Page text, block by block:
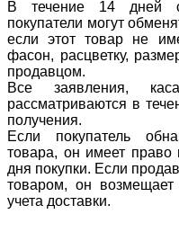
В течение 14 дней
покупатели могут
если этот товар не
фасон, расцветку,
продавцом.
Все заявления,
рассматриваются в
получения.
Если покупатель
товара, он имеет право
дня покупки. Если
товаром, он возмещает
учета доставки.